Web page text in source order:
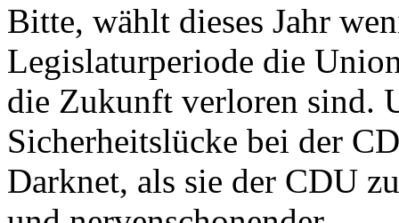
Bitte, wählt dieses Jahr
Legislaturperiode die
die Zukunft verloren sind.
Sicherheitslücke bei der
Darknet, als sie der CDU